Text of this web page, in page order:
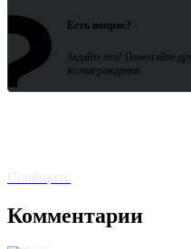
Есть вопрос?
Задайте его! Помогайте
вознаграждения.
Сообщить
Комментарии